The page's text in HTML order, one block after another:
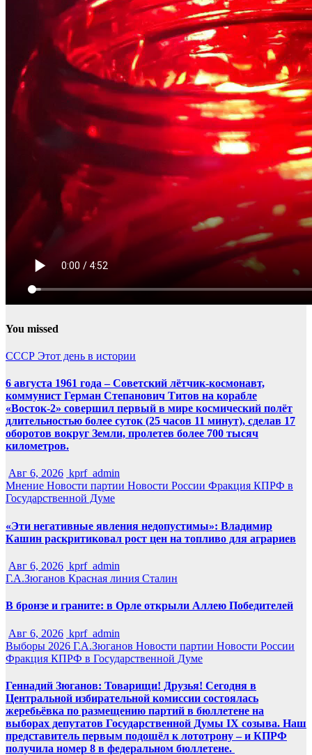
You missed
СССР Этот день в истории
6 августа 1961 года – Советский лётчик-космонавт,
коммунист Герман Степанович Титов на корабле
«Восток-2» совершил первый в мире космический полёт
длительностью более суток (25 часов 11 минут), сделав 17
оборотов вокруг Земли, пролетев более 700 тысяч
километров.
Авг 6, 2026 kprf_admin
Мнение Новости партии Новости России Фракция КПРФ в
Государственной Думе
«Эти негативные явления недопустимы»: Владимир
Кашин раскритиковал рост цен на топливо для аграриев
Авг 6, 2026 kprf_admin
Г.А.Зюганов Красная линия Сталин
В бронзе и граните: в Орле открыли Аллею Победителей
Авг 6, 2026 kprf_admin
Выборы 2026 Г.А.Зюганов Новости партии Новости России
Фракция КПРФ в Государственной Думе
Геннадий Зюганов: Товарищи! Друзья! Сегодня в
Центральной избирательной комиссии состоялась
жеребьёвка по размещению партий в бюллетене на
выборах депутатов Государственной Думы IX созыва. Наш
представитель первым подошёл к лототрону – и КПРФ
получила номер 8 в федеральном бюллетене.